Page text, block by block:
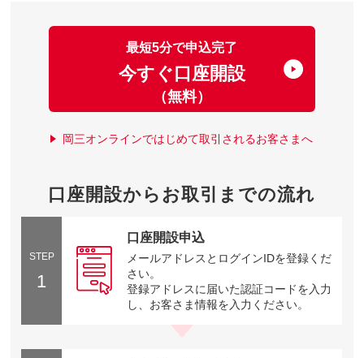
最短5分で申込完了
今すぐ口座開設
（無料）
岡三オンラインではじめて取引されるお客さまへ
口座開設からお取引までの流れ
STEP
1
口座開設申込
メールアドレスとログインIDを登録くだ
さい。
登録アドレスに届いた認証コードを入力
し、お客さま情報を入力ください。